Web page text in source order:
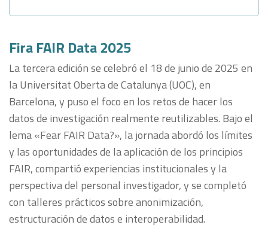
Fira FAIR Data 2025
La tercera edición se celebró el 18 de junio de 2025 en
la Universitat Oberta de Catalunya (UOC), en
Barcelona, y puso el foco en los retos de hacer los
datos de investigación realmente reutilizables. Bajo el
lema «Fear FAIR Data?», la jornada abordó los límites
y las oportunidades de la aplicación de los principios
FAIR, compartió experiencias institucionales y la
perspectiva del personal investigador, y se completó
con talleres prácticos sobre anonimización,
estructuración de datos e interoperabilidad.